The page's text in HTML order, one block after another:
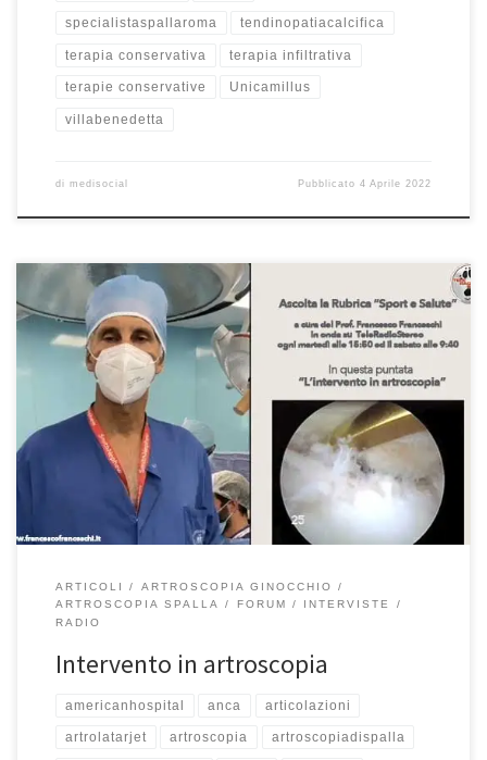
specialistaspallaroma tendinopatiacalcifica
terapia conservativa terapia infiltrativa
terapie conservative Unicamillus
villabenedetta
di medisocial Pubblicato4 Aprile 2022
Intervento in artroscopia “Sport e Salute” del 15/3/2022 Prof.
Francesco Franceschi chirurgo ortopedico spalla, ginocchio e anca
a Roma. Nella mia intervista di ieri su Teleradiostereo ho spiegato
cos’è l’artroscopia. Se avete perso la puntata, potete riascoltarla
qui. Buon ascolto. Eccoci qua! Decisamente ci tiriamo su parlando
di sport, parlando […]
ARTICOLI
ARTROSCOPIA GINOCCHIO
ARTROSCOPIA SPALLA
FORUM
INTERVISTE
RADIO
Intervento in artroscopia
americanhospital anca articolazioni
artrolatarjet artroscopia artroscopiadispalla